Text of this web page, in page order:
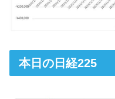
本日の日経225